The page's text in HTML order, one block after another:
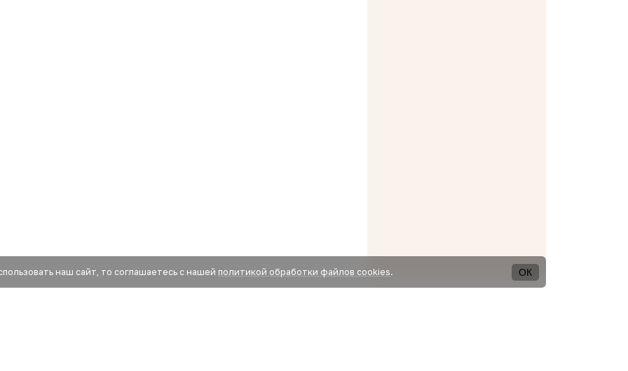
наш сайт, то соглашаетесь с нашей политикой обработки файлов cookies. ОК